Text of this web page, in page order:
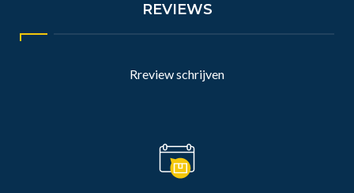
REVIEWS
Rreview schrijven